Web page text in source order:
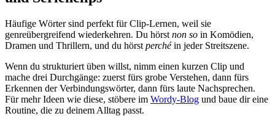
Häufige Wörter sind perfekt für Clip-Lernen, weil sie
genreübergreifend wiederkehren. Du hörst non so in Komödien,
Dramen und Thrillern, und du hörst perchéin jeder Streitszene.
Wenn du strukturiert üben willst, nimm einen kurzen Clip und
mache drei Durchgänge: zuerst fürs grobe Verstehen, dann fürs
Erkennen der Verbindungswörter, dann fürs laute Nachsprechen.
Für mehr Ideen wie diese, stöbere im Wordy-Blog und baue dir eine
Routine, die zu deinem Alltag passt.